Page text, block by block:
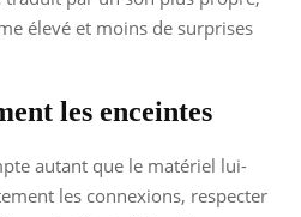
élevé et moins de surprises
les enceintes
autant que le matériel lui-
les connexions, respecter